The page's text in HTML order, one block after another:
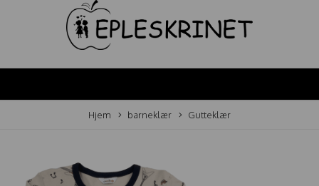
Hjem barneklær Gutteklær